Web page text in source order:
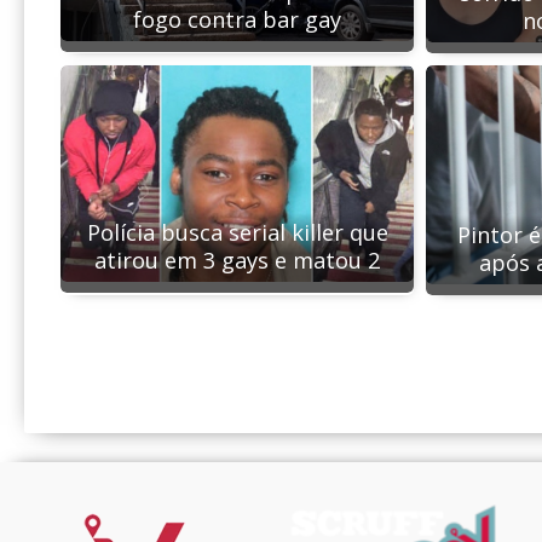
fogo contra bar gay
Polícia busca serial killer que
atirou em 3 gays e matou 2
Pintor
após